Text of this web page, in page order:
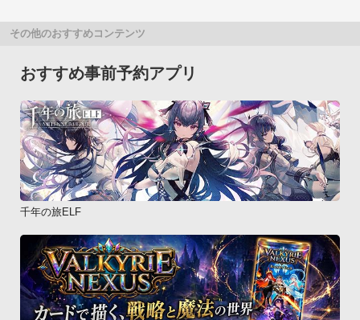
その他のおすすめコンテンツ
おすすめ事前予約アプリ
千年の旅ELF